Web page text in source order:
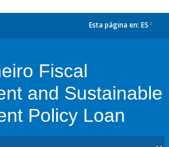
Esta página en: ES
Fiscal
and Sustainable
Policy Loan